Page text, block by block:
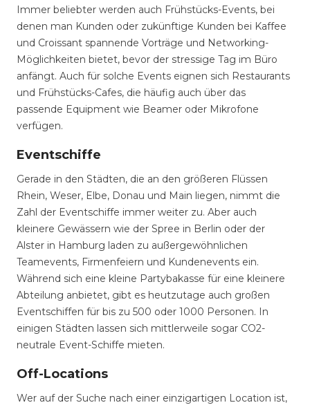
Immer beliebter werden auch Frühstücks-Events, bei
denen man Kunden oder zukünftige Kunden bei Kaffee
und Croissant spannende Vorträge und Networking-
Möglichkeiten bietet, bevor der stressige Tag im Büro
anfängt. Auch für solche Events eignen sich Restaurants
und Frühstücks-Cafes, die häufig auch über das
passende Equipment wie Beamer oder Mikrofone
verfügen.
Eventschiffe
Gerade in den Städten, die an den größeren Flüssen
Rhein, Weser, Elbe, Donau und Main liegen, nimmt die
Zahl der Eventschiffe immer weiter zu. Aber auch
kleinere Gewässern wie der Spree in Berlin oder der
Alster in Hamburg laden zu außergewöhnlichen
Teamevents, Firmenfeiern und Kundenevents ein.
Während sich eine kleine Partybakasse für eine kleinere
Abteilung anbietet, gibt es heutzutage auch großen
Eventschiffen für bis zu 500 oder 1000 Personen. In
einigen Städten lassen sich mittlerweile sogar CO2-
neutrale Event-Schiffe mieten.
Off-Locations
Wer auf der Suche nach einer einzigartigen Location ist,